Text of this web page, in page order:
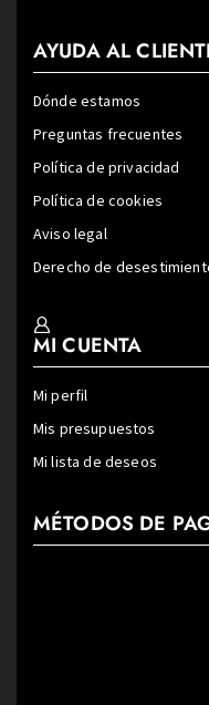
AYUDA AL
Dónde estamos
Preguntas frecuentes
Política de privacidad
Política de cookies
Aviso legal
Derecho de
MI CUENTA
Mi perfil
Mis presupuestos
Mi lista de deseos
MÉTODOS DE